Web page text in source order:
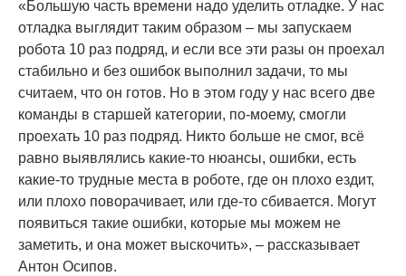
«Большую часть времени надо уделить отладке. У нас
отладка выглядит таким образом – мы запускаем
робота 10 раз подряд, и если все эти разы он проехал
стабильно и без ошибок выполнил задачи, то мы
считаем, что он готов. Но в этом году у нас всего две
команды в старшей категории, по-моему, смогли
проехать 10 раз подряд. Никто больше не смог, всё
равно выявлялись какие-то нюансы, ошибки, есть
какие-то трудные места в роботе, где он плохо ездит,
или плохо поворачивает, или где-то сбивается. Могут
появиться такие ошибки, которые мы можем не
заметить, и она может выскочить», – рассказывает
Антон Осипов.